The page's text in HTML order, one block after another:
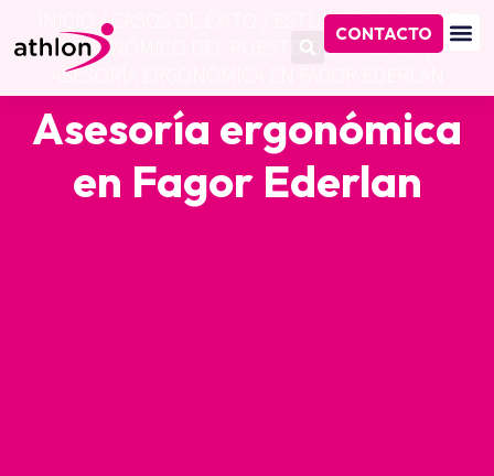
CONTACTO
/CASOS DE ÉXITO
ESTUDIO E INFORME
ERGONÓMICO DEL PUESTO DE TRABAJO/
ASESORÍA ERGONÓMICA EN FAGOR EDERLAN
Asesoría ergonómica
en Fagor Ederlan